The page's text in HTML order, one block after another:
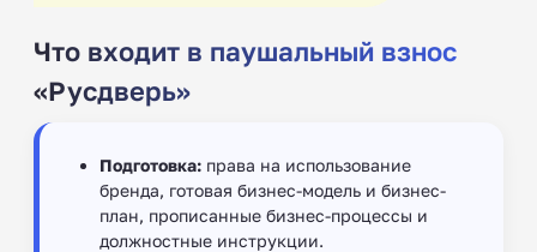
Что входит в паушальный взнос
«Русдверь»
Подготовка: права на использование
бренда, готовая бизнес-модель и бизнес-
план, прописанные бизнес-процессы и
должностные инструкции.